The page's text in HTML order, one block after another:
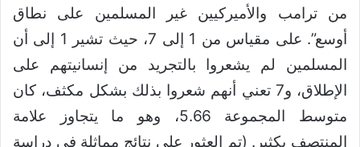
من ترامب والأميركيين غير المسلمين على نطاق
أوسع”. على مقياس من 1 إلى 7، حيث تشير 1 إلى أن
المسلمين لم يشعروا بالتجريد من إنسانيتهم على
الإطلاق، و7 تعني أنهم شعروا بذلك بشكل مكثف، كان
متوسط المجموعة 5.66، وهو ما يتجاوز علامة
المنتصف بكثير. (تم العثور على نتائج مماثلة في دراسة